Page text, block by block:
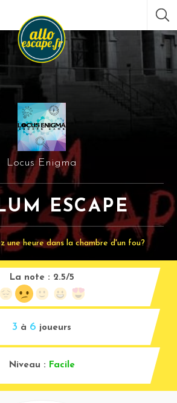
Locus Enigma
ESCAPE
une heure dans la chambre d'un fou?
3 à 6 joueurs
La note : 2.5/5
Niveau : Facile